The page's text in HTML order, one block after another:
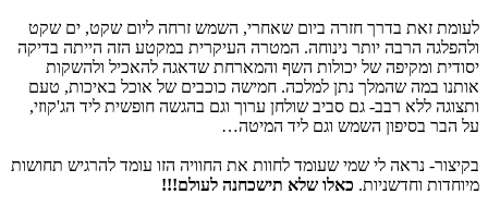
לעומת זאת בדרך חזרה ביום שאחרי, השמש זרחה ליום שקט, ים שקט
ולהפלגה הרבה יותר נינוחה. המטרה העיקרית במקטע הזה הייתה בדיקה
יסודית ומקיפה של יכולות השף והמארחת שדאגה להאכיל ולהשקות
אותנו במה שהמלך נתן למלכה. חמישה כוכבים של אוכל באיכות, טעם
ותצוגה ללא רבב- גם סביב שולחן ערוך וגם בהגשה חופשית ליד הג'קוזי,
על הבר בסיפון השמש וגם ליד המיטה…
בקיצור- נראה לי שמי שעומד לחוות את החוויה הזו עומד להרגיש תחושות
מיוחדות וחדשניות. כאלו שלא תישכחנה לעולם!!!